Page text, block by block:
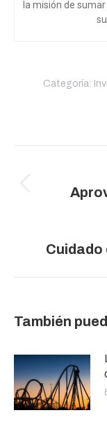
la misión de
Categoría:
entre
Cuidado
También